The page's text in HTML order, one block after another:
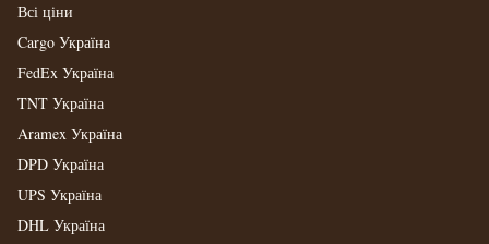
Всі ціни
Cargo Україна
FedEx Україна
TNT Україна
Aramex Україна
DPD Україна
UPS Україна
DHL Україна